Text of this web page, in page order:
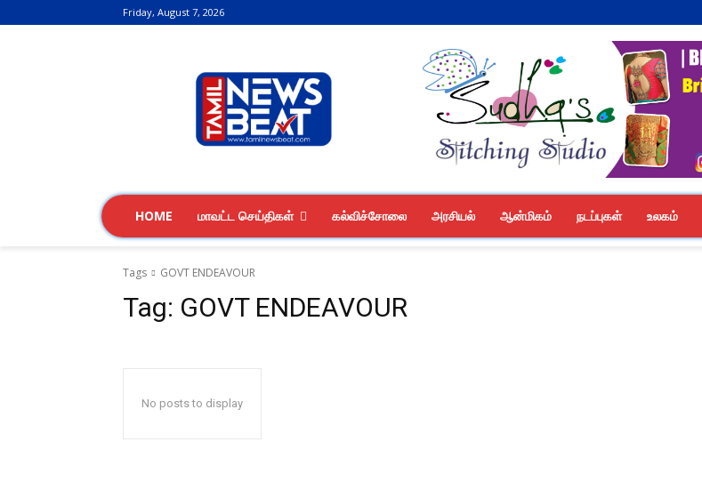
Friday, August 7, 2026
HOME மாவட்ட செய்திகள் கல்விச்சோலை அரசியல் ஆன்மிகம் நடப்புகள் உலகம்
Tags GOVT ENDEAVOUR
Tag: GOVT ENDEAVOUR
No posts to display